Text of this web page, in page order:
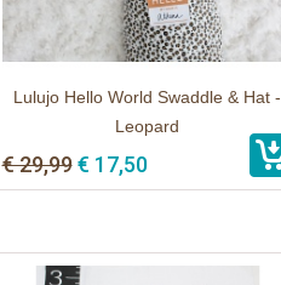
Lulujo Hello World Swaddle & Hat -
Leopard
€ 29,99€ 17,50